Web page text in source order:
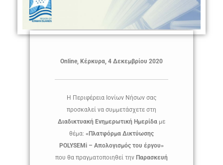
Online, Κέρκυρα, 4 Δεκεμβρίου 2020
Η Περιφέρεια Ιονίων Νήσων σας
προσκαλεί να συμμετάσχετε στη
Διαδικτυακή Ενημερωτική Ημερίδα με
θέμα: «Πλατφόρμα Δικτύωσης
POLYSEMi – Απολογισμός του έργου»
που θα πραγματοποιηθεί την Παρασκευή